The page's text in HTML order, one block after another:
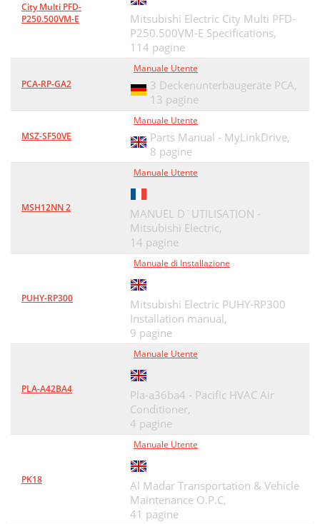
City Multi PFD-
P250.500VM-E
Mitsubishi Electric City Multi PFD-
P250.500VM-E Specifications,
114 pagine
PCA-RP-GA2
Manuale Utente
3 Deckenunterbaugeräte PCA,
13 pagine
MSZ-SF50VE
Manuale Utente
Parts Manual - MyLinkDrive,
8 pagine
MSH12NN 2
Manuale Utente
MANUEL D`UTILISATION -
Mitsubishi Electric,
14 pagine
PUHY-RP300
Manuale di Installazione
Mitsubishi Electric PUHY-RP300
Installation manual,
9 pagine
PLA-A42BA4
Manuale Utente
Pla-a36ba4 - Pacific HVAC Air
Conditioner,
4 pagine
PK18
Manuale Utente
Al Madar Transportation & Vehicle
Maintenance O.P.C,
41 pagine